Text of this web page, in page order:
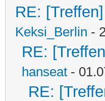
RE:
Keksi_Berlin -
RE:
hanseat -
RE: